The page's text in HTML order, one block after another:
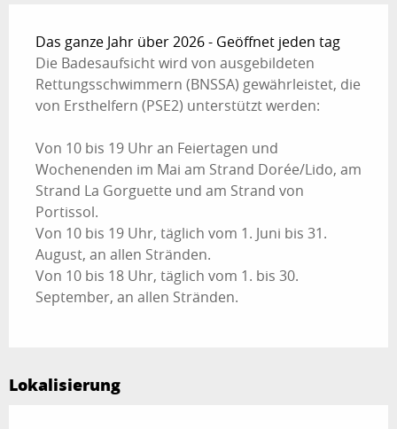
Das ganze Jahr über 2026 - Geöffnet jeden tag
Die Badesaufsicht wird von ausgebildeten
Rettungsschwimmern (BNSSA) gewährleistet, die
von Ersthelfern (PSE2) unterstützt werden:
Von 10 bis 19 Uhr an Feiertagen und
Wochenenden im Mai am Strand Dorée/Lido, am
Strand La Gorguette und am Strand von
Portissol.
Von 10 bis 19 Uhr, täglich vom 1. Juni bis 31.
August, an allen Stränden.
Von 10 bis 18 Uhr, täglich vom 1. bis 30.
September, an allen Stränden.
Lokalisierung